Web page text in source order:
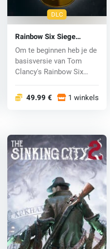
DLC
Rainbow Six Siege
Season Pass Year 2 (PC)
CD key
Om te beginnen heb je de
basisversie van Tom
Clancy's Rainbow Six
49.99 € 1 winkels